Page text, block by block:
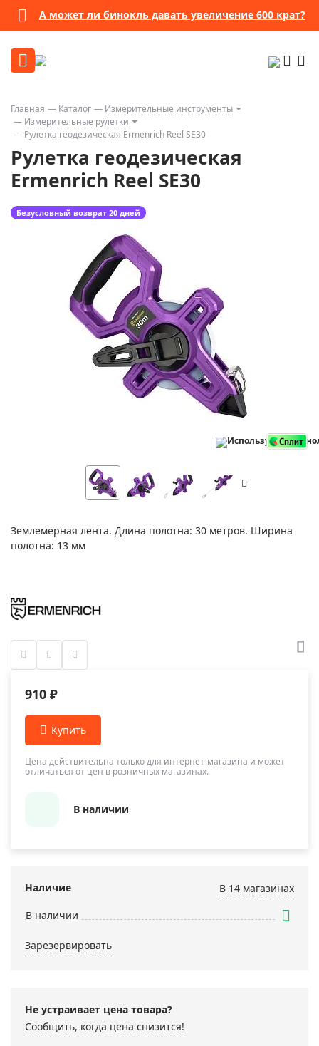
А может ли бинокль давать увеличение 600 крат?
Главная Каталог
Измерительные инструменты
Измерительные рулетки
Рулетка геодезическая Ermenrich Reel SE30
Рулетка геодезическая
Ermenrich Reel SE30
Безусловный возврат 20 дней
Землемерная лента. Длина полотна: 30 метров. Ширина
полотна: 13 мм
910 ₽
Цена действительна только для интернет-магазина и может
отличаться от цен в розничных магазинах.
В наличии
Наличие
В 14 магазинах
В наличии
Зарезервировать
Не устраивает цена товара?
Сообщить, когда цена снизится!